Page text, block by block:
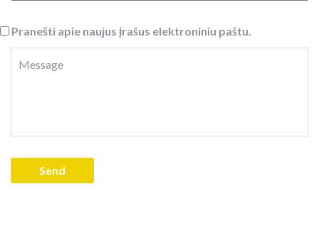
Pranešti apie naujus įrašus elektroniniu paštu.